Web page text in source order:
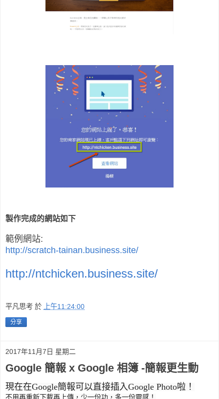
製作完成的網站如下
範例網站:
http://scratch-tainan.business.site/
http://ntchicken.business.site/
平凡思考 於 上午11:24:00
分享
2017年11月7日 星期二
Google 簡報 x Google 相簿 -簡報更生動
現在在Google簡報可以直接插入Google Photo啦！
不用再重新下載再上傳，少一份功，多一份靈感！